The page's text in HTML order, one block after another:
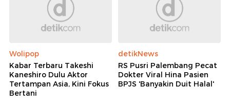
Wolipop
Kabar Terbaru Takeshi
Kaneshiro Dulu Aktor
Tertampan Asia, Kini Fokus
Bertani
detikNews
RS Pusri Palembang Pecat
Dokter Viral Hina Pasien
BPJS 'Banyakin Duit Halal'